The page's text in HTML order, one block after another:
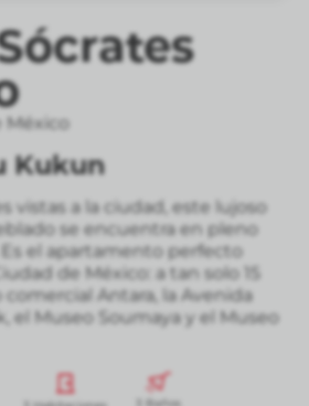
México
Kukun
vistas a la ciudad, este lujoso
se encuentra en pleno
el apartamento perfecto
de México: a tan solo 15
Antara, la Avenida
el Museo Soumaya y el Museo